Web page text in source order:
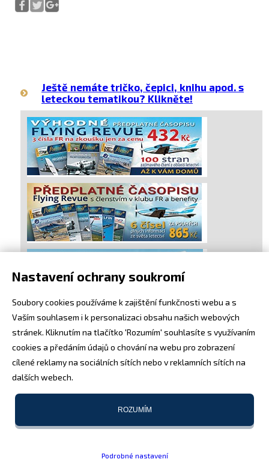
Ještě nemáte tričko, čepici, knihu apod. s
leteckou tematikou? Klikněte!
Nastavení ochrany soukromí
Soubory cookies používáme k zajištění funkčnosti webu a s
Vaším souhlasem i k personalizaci obsahu našich webových
stránek. Kliknutím na tlačítko 'Rozumím' souhlasíte s využívaním
cookies a předáním údajů o chování na webu pro zobrazení
cílené reklamy na sociálních sítích nebo v reklamních sítích na
dalších webech.
ROZUMÍM
Podrobné nastavení